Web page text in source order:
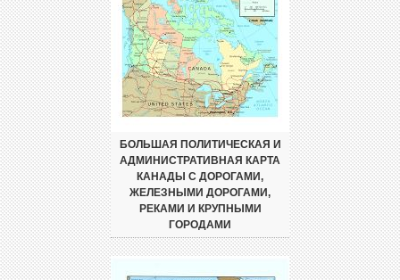
БОЛЬШАЯ ПОЛИТИЧЕСКАЯ И
АДМИНИСТРАТИВНАЯ КАРТА
КАНАДЫ С ДОРОГАМИ,
ЖЕЛЕЗНЫМИ ДОРОГАМИ,
РЕКАМИ И КРУПНЫМИ
ГОРОДАМИ